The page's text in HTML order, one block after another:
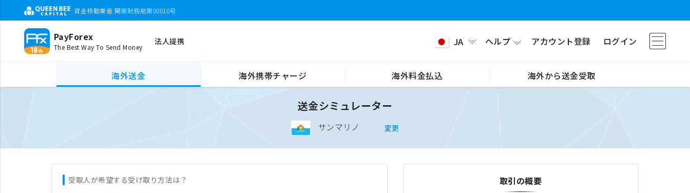
資金移動業者 関東財務局第00010号
PayForex
The Best Way To Send Money
法人提携 JA ヘルプ アカウント登録 ログイン
海外送金 海外携帯チャージ 海外料金払込 海外から送金受取
送金シミュレーター
サンマリノ 変更
受取人が希望する受け取り方法は？ 取引の概要